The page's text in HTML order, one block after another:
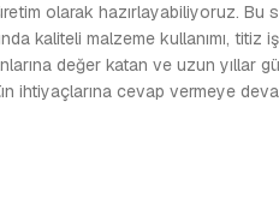
olarak hazırlayabiliyoruz. Bu
kaliteli malzeme kullanımı,
değer katan ve uzun yıllar
ihtiyaçlarına cevap vermeye